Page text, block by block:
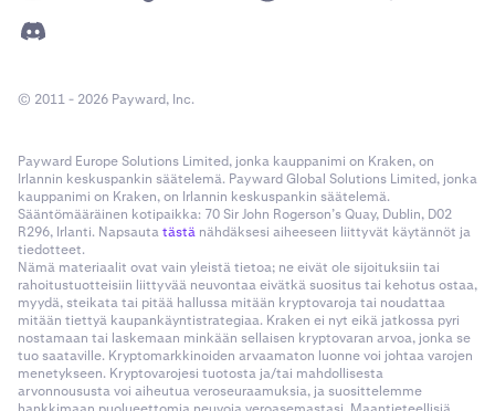
© 2011 - 2026 Payward, Inc.
Payward Europe Solutions Limited, jonka kauppanimi on Kraken, on
Irlannin keskuspankin säätelemä. Payward Global Solutions Limited, jonka
kauppanimi on Kraken, on Irlannin keskuspankin säätelemä.
Sääntömääräinen kotipaikka: 70 Sir John Rogerson’s Quay, Dublin, D02
R296, Irlanti. Napsautatästä nähdäksesi aiheeseen liittyvät käytännöt ja
tiedotteet.
Nämä materiaalit ovat vain yleistä tietoa; ne eivät ole sijoituksiin tai
rahoitustuotteisiin liittyvää neuvontaa eivätkä suositus tai kehotus ostaa,
myydä, steikata tai pitää hallussa mitään kryptovaroja tai noudattaa
mitään tiettyä kaupankäyntistrategiaa. Kraken ei nyt eikä jatkossa pyri
nostamaan tai laskemaan minkään sellaisen kryptovaran arvoa, jonka se
tuo saataville. Kryptomarkkinoiden arvaamaton luonne voi johtaa varojen
menetykseen. Kryptovarojesi tuotosta ja/tai mahdollisesta
arvonnoususta voi aiheutua veroseuraamuksia, ja suosittelemme